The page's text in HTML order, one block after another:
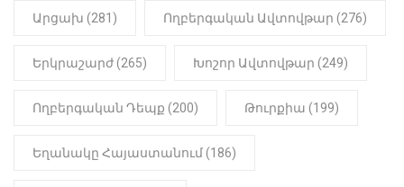
Արցախ (281) Ողբերգական Ավտովթար (276)
Երկրաշարժ (265) Խոշոր Ավտովթար (249)
Ողբերգական Դեպք (200) Թուրքիա (199)
Եղանակը Հայաստանում (186)